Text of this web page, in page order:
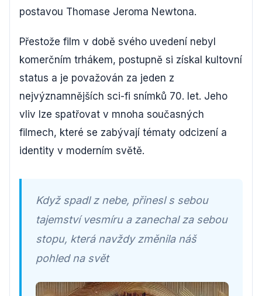
postavou Thomase Jeroma Newtona.
Přestože film v době svého uvedení nebyl
komerčním trhákem, postupně si získal kultovní
status a je považován za jeden z
nejvýznamnějších sci-fi snímků 70. let. Jeho
vliv lze spatřovat v mnoha současných
filmech, které se zabývají tématy odcizení a
identity v moderním světě.
Když spadl z nebe, přinesl s sebou
tajemství vesmíru a zanechal za sebou
stopu, která navždy změnila náš
pohled na svět